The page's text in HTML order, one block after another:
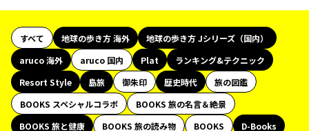
すべて 地球の歩き方 海外
地球の歩き方 Jシリーズ（国内）
aruco 海外
aruco 国内 Plat
ランキング&テクニック
Resort Style
島旅 御朱印 歴史時代
旅の図鑑
BOOKS スペシャルコラボ
BOOKS 旅の名言＆絶景
BOOKS 旅と健康
BOOKS 旅の読み物 BOOKS
D-Books